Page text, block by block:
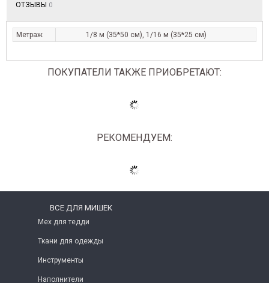
ОТЗЫВЫ 0
Метраж 1/8 м (35*50 см), 1/16 м (35*25 см)
ПОКУПАТЕЛИ ТАКЖЕ ПРИОБРЕТАЮТ:
РЕКОМЕНДУЕМ:
ВСЕ ДЛЯ МИШЕК
Мех для тедди
Ткани для одежды
Инструменты
Наполнители